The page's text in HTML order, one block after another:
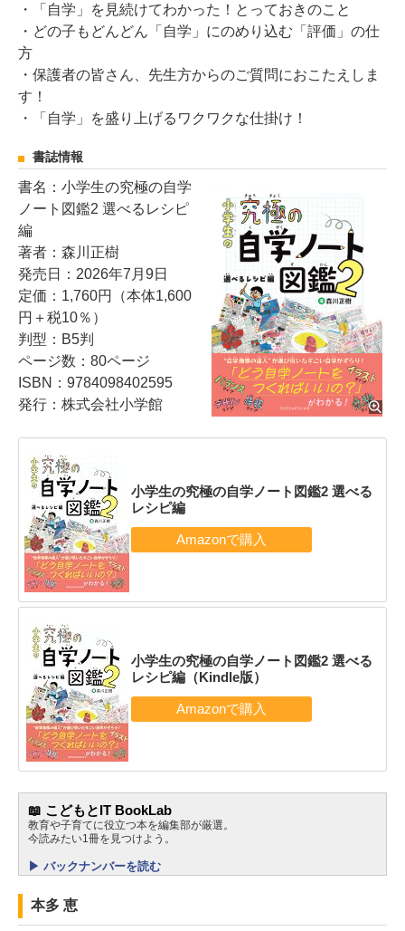
・「自学」を見続けてわかった！とっておきのこと
・どの子もどんどん「自学」にのめり込む「評価」の仕
方
・保護者の皆さん、先生方からのご質問におこたえしま
す！
・「自学」を盛り上げるワクワクな仕掛け！
書誌情報
書名：小学生の究極の自学
ノート図鑑2 選べるレシピ
編
著者：森川正樹
発売日：2026年7月9日
定価：1,760円（本体1,600
円＋税10％）
判型：B5判
ページ数：80ページ
ISBN：9784098402595
発行：株式会社小学館
小学生の究極の自学ノート図鑑2 選べる
レシピ編
小学生の究極の自学ノート図鑑2 選べる
レシピ編（Kindle版）
📖 こどもとIT BookLab
教育や子育てに役立つ本を編集部が厳選。
今読みたい1冊を見つけよう。
▶ バックナンバーを読む
本多 恵